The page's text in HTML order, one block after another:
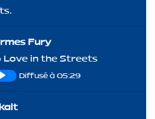
Fury
Love in the Streets
Diffusé à 05:29